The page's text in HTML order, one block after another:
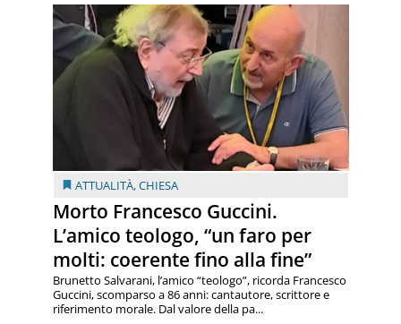
ATTUALITÀ,CHIESA
Morto Francesco Guccini.
L’amico teologo, “un faro per
molti: coerente fino alla fine”
Brunetto Salvarani, l’amico “teologo”, ricorda Francesco
Guccini, scomparso a 86 anni: cantautore, scrittore e
riferimento morale. Dal valore della pa...